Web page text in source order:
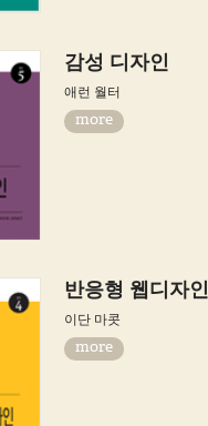
감성 디자인
애런 월터
more
반응형 웹디자인
이단 마콧
more